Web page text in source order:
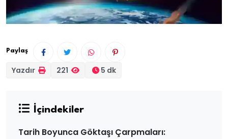
Paylaş
Yazdır 221 5 dk
İçindekiler
Tarih Boyunca Göktaşı Çarpmaları: